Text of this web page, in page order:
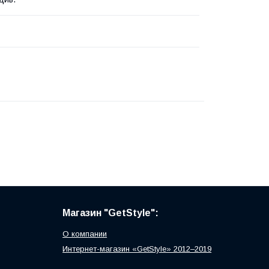
Магазин "GetStyle":
О компании
Интернет-магазин «GetStyle» 2012–2019